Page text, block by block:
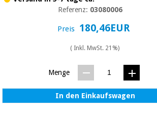
Referenz: 03080006
Preis 180,46EUR
( Inkl. MwSt. 21%)
Menge
In den Einkaufswagen